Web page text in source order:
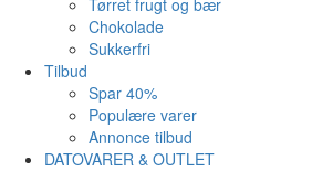
Tørret frugt og bær
Chokolade
Sukkerfri
Tilbud
Spar 40%
Populære varer
Annonce tilbud
DATOVARER & OUTLET